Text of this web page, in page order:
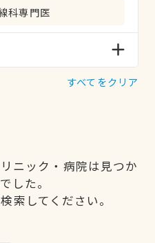
科専門医
すべてをクリア
ニック・病院は見つか
した。
索してください。